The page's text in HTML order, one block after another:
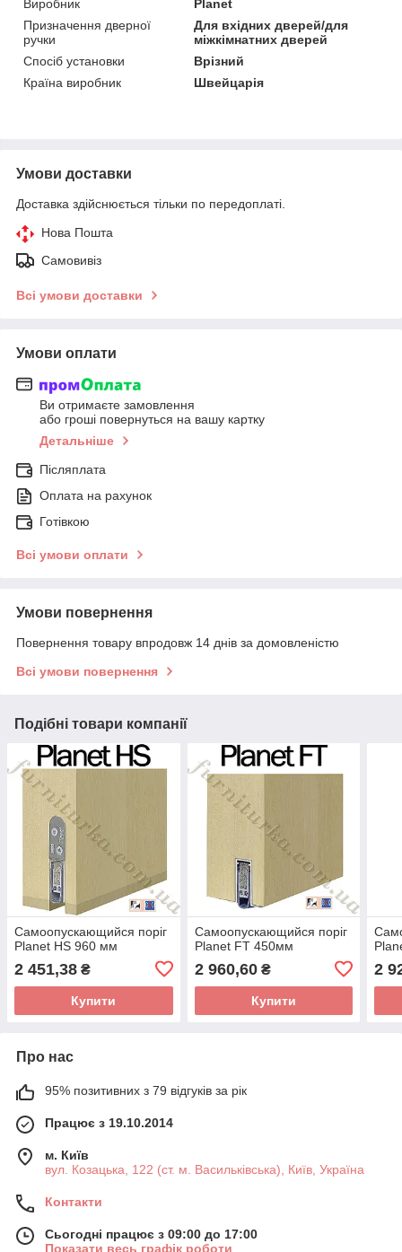
Виробник
Planet
Призначення дверної
ручки
Для вхідних дверей/для
міжкімнатних дверей
Спосіб установки
Врізний
Країна виробник
Швейцарія
Умови доставки
Доставка здійснюється тільки по передоплаті.
Нова Пошта
Самовивіз
Всі умови доставки
Умови оплати
Ви отримаєте замовлення
або гроші повернуться на вашу картку
Детальніше
Післяплата
Оплата на рахунок
Готівкою
Всі умови оплати
Умови повернення
Повернення товару впродовж 14 днів за домовленістю
Всі умови повернення
Подібні товари компанії
Самоопускающийся поріг
Planet HS 960 мм
2 451,38 ₴
Купити
Самоопускающийся поріг
Planet FT 450мм
2 960,60₴
Купити
2
Про нас
95% позитивних з 79 відгуків за рік
Працює з 19.10.2014
м. Київ
вул. Козацька, 122 (ст. м. Васильківська), Київ, Україна
Контакти
Сьогодні працює з 09:00 до 17:00
Показати весь графік роботи